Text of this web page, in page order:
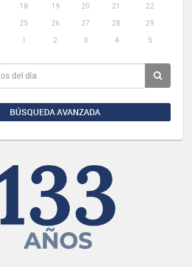
18 19 20 21
22
25 26 27 28
29
1 2 3 4 5
BÚSQUEDA AVANZADA